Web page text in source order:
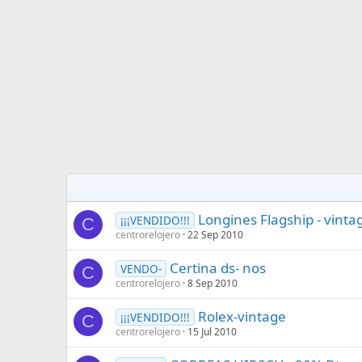
C ¡¡¡VENDIDO!!! Longines Flagship -
centrorelojero 22 Sep 2010
C VENDO- Certina ds- nos
centrorelojero 8 Sep 2010
C ¡¡¡VENDIDO!!! Rolex-vintage
centrorelojero 15 Jul 2010